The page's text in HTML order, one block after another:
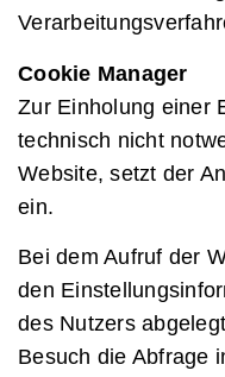
Cookie Manager
Zur Einholung einer
technisch nicht
Website, setzt der
ein.
Bei dem Aufruf der
den
des Nutzers
Besuch die Abfrage